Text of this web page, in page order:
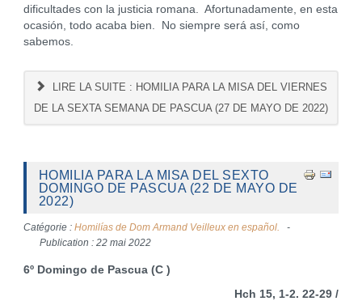
dificultades con la justicia romana. Afortunadamente, en esta
ocasión, todo acaba bien. No siempre será así, como
sabemos.
LIRE LA SUITE : HOMILIA PARA LA MISA DEL VIERNES
DE LA SEXTA SEMANA DE PASCUA (27 DE MAYO DE 2022)
HOMILIA PARA LA MISA DEL SEXTO
DOMINGO DE PASCUA (22 DE MAYO DE
2022)
Catégorie : Homilías de Dom Armand Veilleux en español.
Publication : 22 mai 2022
6º Domingo de Pascua (C )
Hch 15, 1-2. 22-29 /